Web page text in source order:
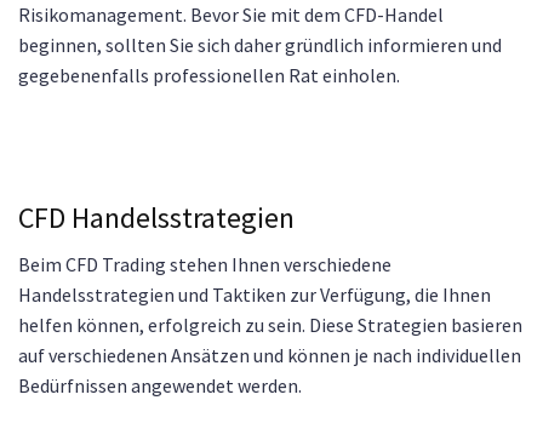
Risikomanagement. Bevor Sie mit dem CFD-Handel
beginnen, sollten Sie sich daher gründlich informieren und
gegebenenfalls professionellen Rat einholen.
CFD Handelsstrategien
Beim CFD Trading stehen Ihnen verschiedene
Handelsstrategien und Taktiken zur Verfügung, die Ihnen
helfen können, erfolgreich zu sein. Diese Strategien basieren
auf verschiedenen Ansätzen und können je nach individuellen
Bedürfnissen angewendet werden.